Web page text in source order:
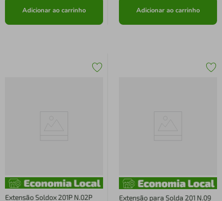
Adicionar ao carrinho Adicionar ao carrinho
Extensão Soldox 201P N.02P Extensão para Solda 201 N.09